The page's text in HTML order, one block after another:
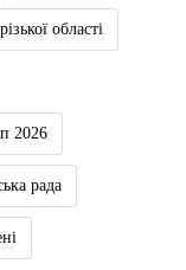
області
2026
рада